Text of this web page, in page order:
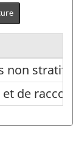
non
non
et de
de